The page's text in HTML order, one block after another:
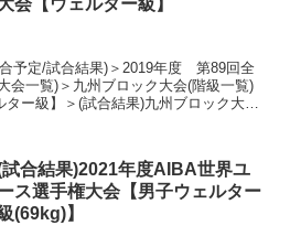
予定/試合結果)＞2019年度 第89回全
会一覧)＞九州ブロック大会(階級一覧)
ター級】＞(試合結果)九州ブロック大会
合結果)2021年度AIBA世界ユ
ス選手権大会【男子ウェルター
(69kg)】